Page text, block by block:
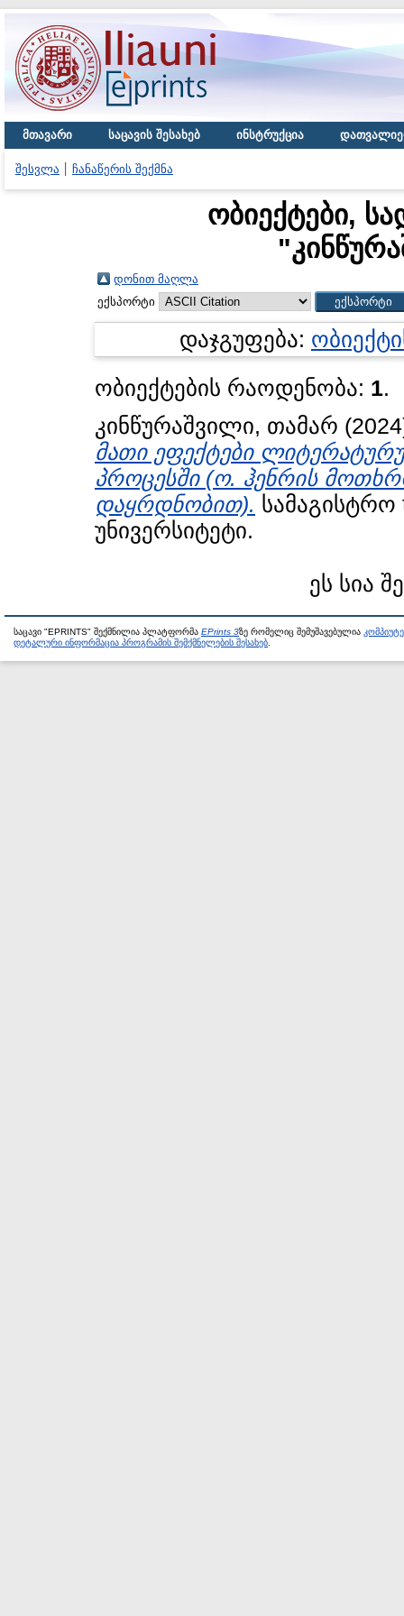
მთავარი საცავის შესახებ ინსტრუქცია
შესვლა ჩანაწერის შექმნა
ობიექტები,
"
დონით მაღლა
ექსპორტი
დაჯგუფება:
ობიექტების რაოდენობა: 1.
კინწურაშვილი, თამარ
მათი ეფექტები
პროცესში (ო. ჰენრის
დაყრდნობით).
უნივერსიტეტი.
ეს სია
საცავი "EPRINTS" შექმნილია პლატფორმა EPrints 3ზე რომელიც შემუშავებულია
დეტალური ინფორმაცია პროგრამის შემქმნელების შესახებ